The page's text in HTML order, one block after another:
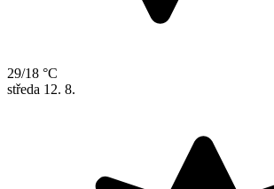
29/18 °C
středa 12. 8.